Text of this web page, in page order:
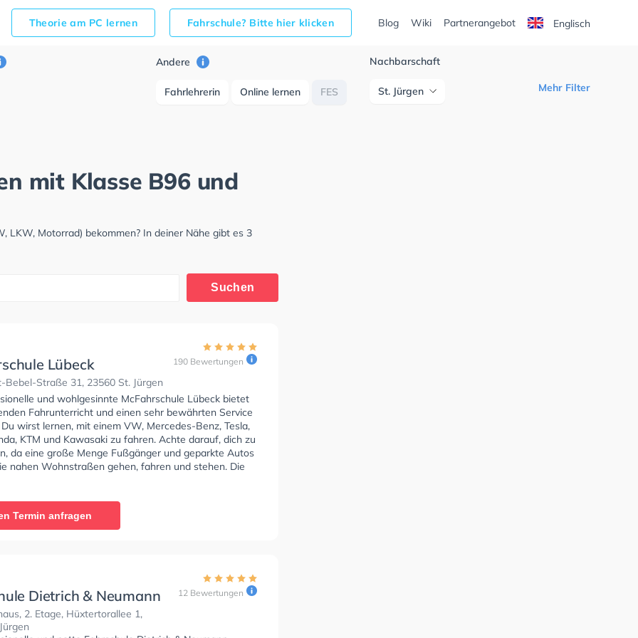
Theorie am PC lernen Fahrschule? Bitte hier klicken Blog Wiki Partnerangebot Englisch
Andere
Fahrlehrerin Online lernen FES
Nachbarschaft
St. Jürgen Mehr Filter
mit Klasse B96 und
LKW, Motorrad) bekommen? In deiner Nähe gibt es 3
Suchen
Lübeck
Bebel-Straße 31, 23560 St. Jürgen
190 Bewertungen
und wohlgesinnte McFahrschule Lübeck bietet
Fahrunterricht und einen sehr bewährten Service
wirst lernen, mit einem VW, Mercedes-Benz, Tesla,
KTM und Kawasaki zu fahren. Achte darauf, dich zu
da eine große Menge Fußgänger und geparkte Autos
nahen Wohnstraßen gehen, fahren und stehen. Die
bietet Hervorragende Bedingungen um deine Klasse
A2, Mofa - Prüfbescheinigung, B196, Klasse B
B197, Klasse B197 und Klasse ASF zu erhalten. Die
Kurs in der Schule. Wir empfehlen dir auch online-
sind und das man mit den gut reden kann
ist der Theorie Unterricht gut"
Termin anfragen
Dietrich & Neumann
2. Etage, Hüxtertorallee 1,
12 Bewertungen